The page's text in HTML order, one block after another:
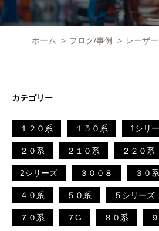
ホーム > ブログ/事例 > レーザ
カテゴリー
１２０系 １５０系 1シリ
２０系 ２１０系 ２２０系
2シリーズ ３００８ ３０系
４０系 ５０系 ５シリーズ
７０系 ７G ８０系